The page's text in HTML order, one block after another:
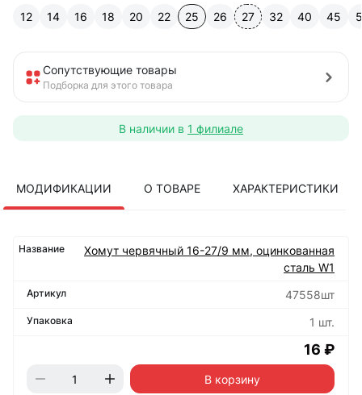
12 14 16 18 20 22 25 26 27 32 40 45
Сопутствующие товары
Подборка для этого товара
В наличии в 1 филиале
МОДИФИКАЦИИ О ТОВАРЕ ХАРАКТЕРИСТИКИ
Хомут червячный 16-27/9 мм, оцинкованная
сталь W1
47558шт
1 шт.
16 ₽
В корзину